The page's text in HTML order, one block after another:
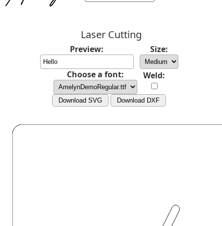
Laser Cutting
Preview: Size:
Choose a font: Weld:
Download SVG Download DXF